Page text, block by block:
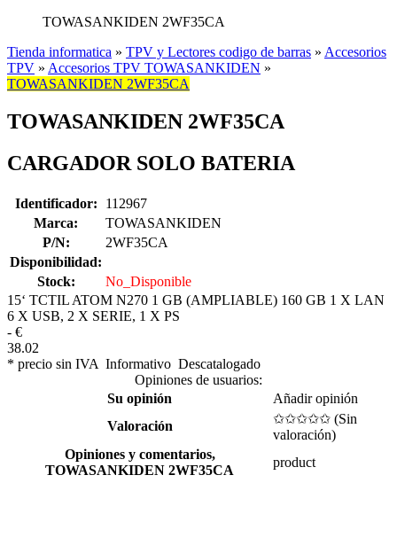
TOWASANKIDEN 2WF35CA
Tienda informatica » TPV y Lectores codigo de barras » Accesorios
TPV » Accesorios TPV TOWASANKIDEN »
TOWASANKIDEN 2WF35CA
TOWASANKIDEN 2WF35CA
CARGADOR SOLO BATERIA
Identificador:
112967
Marca:
TOWASANKIDEN
P/N:
2WF35CA
Disponibilidad:
Stock:
No_Disponible
15‘ TCTIL ATOM N270 1 GB (AMPLIABLE) 160 GB 1 X LAN
6 X USB, 2 X SERIE, 1 X PS
- €
38.02
* precio sin IVA Informativo Descatalogado
Opiniones de usuarios:
Su opinión
Añadir opinión
Valoración
✩✩✩✩✩ (Sin
valoración)
Opiniones y comentarios,
TOWASANKIDEN 2WF35CA
product